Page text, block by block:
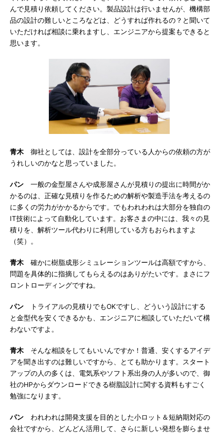
んで見積り依頼してください。製品設計は行いませんが、機構部
品の設計の難しいところなどは、どうすれば作れるの？と聞いて
いただければ相談に乗れますし、エンジニアから提案もできると
思います。
青木 御社としては、設計を全部分っている人からの依頼の方が
うれしいのかなと思っていました。
パン 一般の金型屋さんや成形屋さんが見積りの提出に時間がか
かるのは、正確な見積りを作るための解析や製造手法を考えるの
に多くの労力がかかるからです。でもわれわれは大部分を独自の
IT技術によって自動化しています。お客さまの中には、我々の見
積りを、解析ツール代わりに利用している方もおられますよ
（笑）。
青木 確かに樹脂成形シミュレーションツールは高額ですから、
問題を具体的に指摘してもらえるのはありがたいです。まさにフ
ロントローディングですね。
パン トライアルの見積りでもOKですし、どういう設計にする
と金型代を安くできるかも、エンジニアに相談していただいて構
わないですよ。
青木 そんな相談をしてもいいんですか！普通、安くするアイデ
アを聞き出すのは難しいですから、とても助かります。スタート
アップの人の多くは、電気系やソフト系出身の人が多いので、御
社のHPからダウンロードできる樹脂設計に関する資料もすごく
勉強になります。
パン われわれは開発支援を目的とした小ロット＆短納期対応の
会社ですから、どんどん活用して、さらに新しい発想を膨らませ